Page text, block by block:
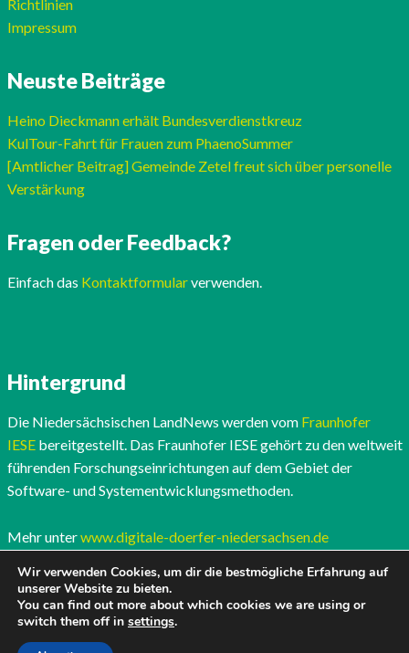
Richtlinien
Impressum
Neuste Beiträge
Heino Dieckmann erhält Bundesverdienstkreuz
KulTour-Fahrt für Frauen zum PhaenoSummer
[Amtlicher Beitrag] Gemeinde Zetel freut sich über personelle
Verstärkung
Fragen oder Feedback?
Einfach das Kontaktformularverwenden.
Hintergrund
Die Niedersächsischen LandNews werden vom Fraunhofer
IESEbereitgestellt. Das Fraunhofer IESE gehört zu den weltweit
führenden Forschungseinrichtungen auf dem Gebiet der
Software- und Systementwicklungsmethoden.
Mehr unterwww.digitale-doerfer-niedersachsen.de
Wir verwenden Cookies, um dir die bestmögliche Erfahrung auf
unserer Website zu bieten.
You can find out more about which cookies we are using or
switch them off in settings.